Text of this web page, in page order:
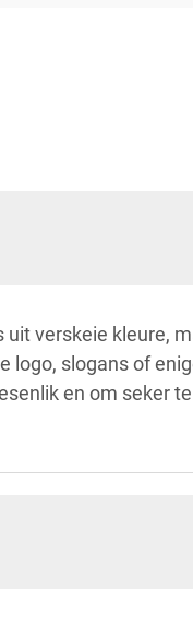
uit verskeie kleure,
logo, slogans of
en om seker